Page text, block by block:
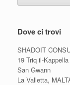
Dove ci trovi
SHADOIT
19 Triq il-Kappella
San Gwann
La Valletta,